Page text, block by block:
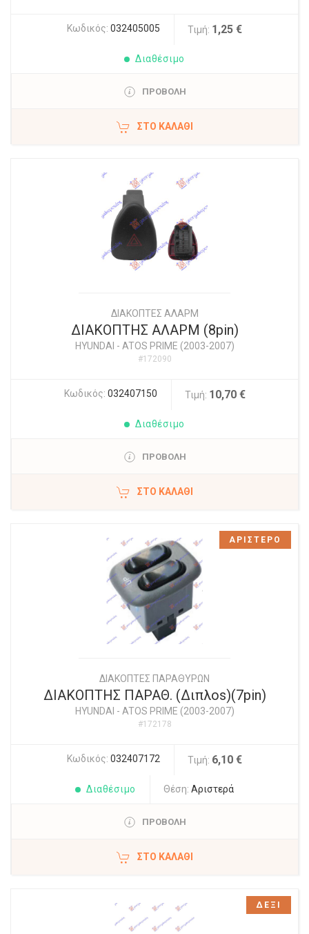
Κωδικός: 032405005 Τιμή: 1,25 €
Διαθέσιμο
ΠΡΟΒΟΛΗ
ΣΤΟ ΚΑΛΆΘΙ
ΔΙΑΚΟΠΤΕΣ ΑΛΑΡΜ
ΔΙΑΚΟΠΤΗΣ ΑΛΑΡΜ (8pin)
HYUNDAI - ATOS PRIME (2003-2007)
#172090
Κωδικός: 032407150 Τιμή: 10,70 €
Διαθέσιμο
ΠΡΟΒΟΛΗ
ΣΤΟ ΚΑΛΆΘΙ
ΔΙΑΚΟΠΤΕΣ ΠΑΡΑΘΥΡΩΝ
ΔΙΑΚΟΠΤΗΣ ΠΑΡΑΘ. (Διπλοs)(7pin)
HYUNDAI - ATOS PRIME (2003-2007)
#172178
Κωδικός: 032407172 Τιμή: 6,10 €
Διαθέσιμο Θέση: Αριστερά
ΠΡΟΒΟΛΗ
ΣΤΟ ΚΑΛΆΘΙ
ΑΡΙΣΤΕΡΟ
ΔΕΞΙ